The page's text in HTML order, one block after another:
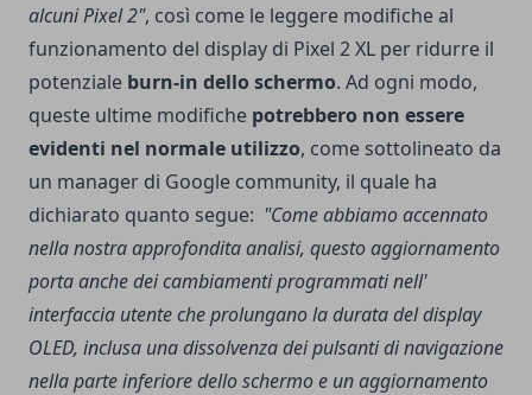
alcuni Pixel 2", così come le leggere modifiche al
funzionamento del display di Pixel 2 XL per ridurre il
potenziale burn-in dello schermo. Ad ogni modo,
queste ultime modifiche potrebbero non essere
evidenti nel normale utilizzo, come sottolineato da
un manager di Google community, il quale ha
dichiarato quanto segue: "Come abbiamo accennato
nella nostra approfondita analisi, questo aggiornamento
porta anche dei cambiamenti programmati nell'
interfaccia utente che prolungano la durata del display
OLED, inclusa una dissolvenza dei pulsanti di navigazione
nella parte inferiore dello schermo e un aggiornamento